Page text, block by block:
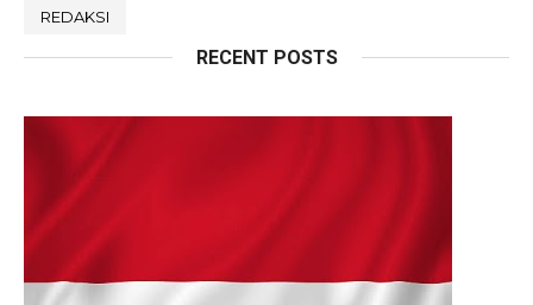
REDAKSI
RECENT POSTS